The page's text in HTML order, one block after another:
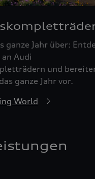
ganze Jahr über:
Audi
und
ganze Jahr vor.
World